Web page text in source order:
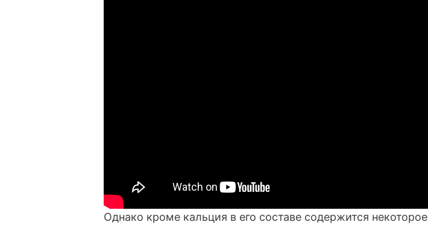
Однако кроме кальция в его составе содержится некоторое